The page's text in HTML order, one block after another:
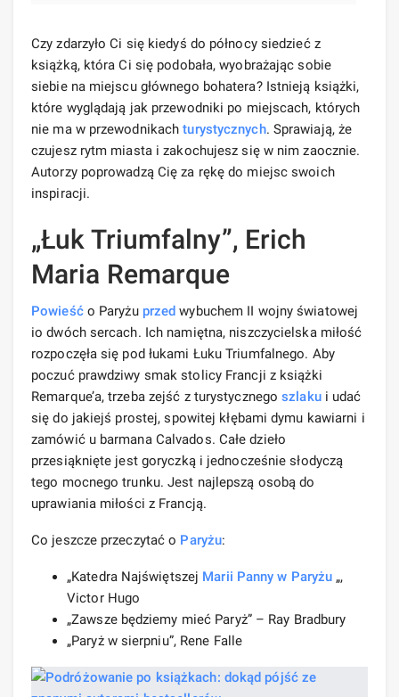
Czy zdarzyło Ci się kiedyś do północy siedzieć z
książką, która Ci się podobała, wyobrażając sobie
siebie na miejscu głównego bohatera? Istnieją książki,
które wyglądają jak przewodniki po miejscach, których
nie ma w przewodnikachturystycznych. Sprawiają, że
czujesz rytm miasta i zakochujesz się w nim zaocznie.
Autorzy poprowadzą Cię za rękę do miejsc swoich
inspiracji.
„Łuk Triumfalny”, Erich
Maria Remarque
Powieśćo Paryżu przed wybuchem II wojny światowej
io dwóch sercach. Ich namiętna, niszczycielska miłość
rozpoczęła się pod łukami Łuku Triumfalnego. Aby
poczuć prawdziwy smak stolicy Francji z książki
Remarque’a, trzeba zejść z turystycznegoszlakui udać
się do jakiejś prostej, spowitej kłębami dymu kawiarni i
zamówić u barmana Calvados. Całe dzieło
przesiąknięte jest goryczką i jednocześnie słodyczą
tego mocnego trunku. Jest najlepszą osobą do
uprawiania miłości z Francją.
Co jeszcze przeczytać o Paryżu:
„Katedra Najświętszej Marii Panny w Paryżu „,
Victor Hugo
„Zawsze będziemy mieć Paryż” – Ray Bradbury
„Paryż w sierpniu”, Rene Falle